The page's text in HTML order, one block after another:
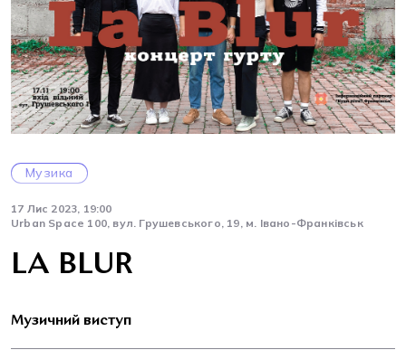
Музика
17 Лис 2023, 19:00
Urban Space 100, вул. Грушевського, 19, м. Івано-Франківськ
LA BLUR
Музичний виступ